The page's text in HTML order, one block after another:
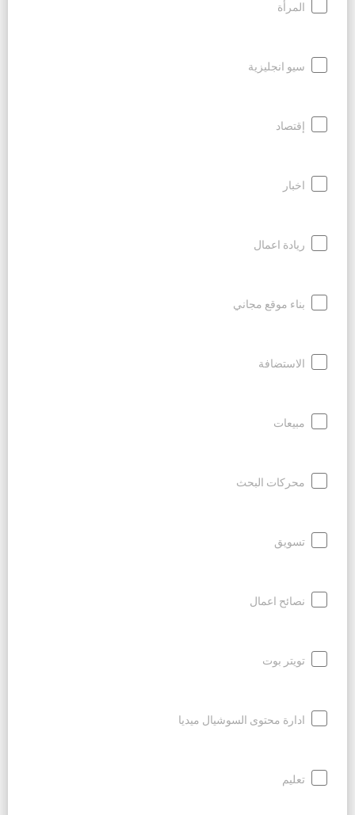
المرأة
سيو انجليزية
إقتصاد
اخبار
ريادة اعمال
بناء موقع مجاني
الاستضافة
مبيعات
محركات البحث
تسويق
نصائح اعمال
تويتر بوت
ادارة محتوى السوشيال ميديا
تعليم